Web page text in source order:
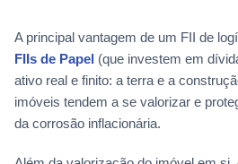
A principal vantagem de um FII de
FIIs de Papel (que investem em
ativo real e finito: a terra e a
imóveis tendem a se valorizar e
da corrosão inflacionária.